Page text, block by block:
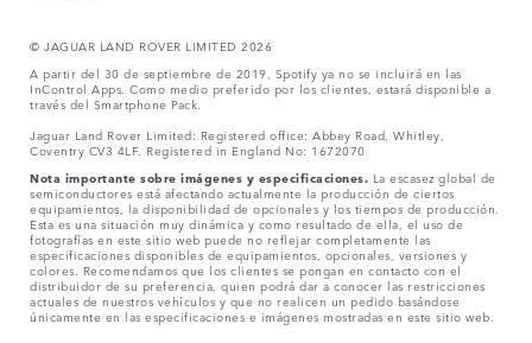
© JAGUAR LAND ROVER LIMITED 2026
A partir del 30 de septiembre de 2019, Spotify ya no se incluirá en las
InControl Apps. Como medio preferido por los clientes, estará disponible a
través del Smartphone Pack.
Jaguar Land Rover Limited: Registered office: Abbey Road, Whitley,
Coventry CV3 4LF. Registered in England No: 1672070
Nota importante sobre imágenes y especificaciones. La escasez global de
semiconductores está afectando actualmente la producción de ciertos
equipamientos, la disponibilidad de opcionales y los tiempos de producción.
Esta es una situación muy dinámica y como resultado de ella, el uso de
fotografías en este sitio web puede no reflejar completamente las
especificaciones disponibles de equipamientos, opcionales, versiones y
colores. Recomendamos que los clientes se pongan en contacto con el
distribuidor de su preferencia, quien podrá dar a conocer las restricciones
actuales de nuestros vehículos y que no realicen un pedido basándose
únicamente en las especificaciones e imágenes mostradas en este sitio web.